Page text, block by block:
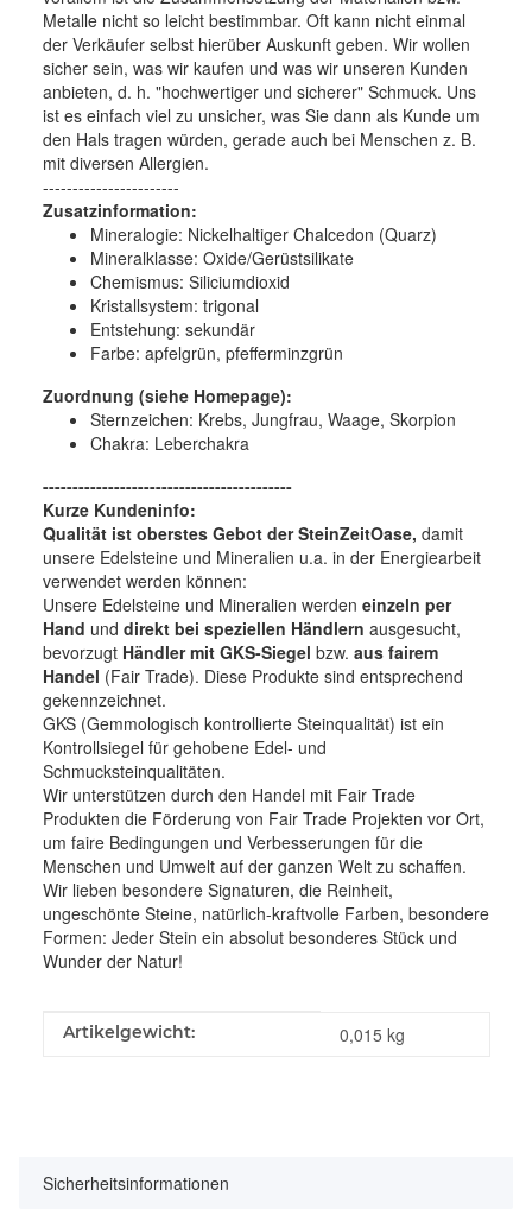
Metalle nicht so leicht bestimmbar. Oft kann nicht einmal
der Verkäufer selbst hierüber Auskunft geben. Wir wollen
sicher sein, was wir kaufen und was wir unseren Kunden
anbieten, d. h. "hochwertiger und sicherer" Schmuck. Uns
ist es einfach viel zu unsicher, was Sie dann als Kunde um
den Hals tragen würden, gerade auch bei Menschen z. B.
mit diversen Allergien.
-----------------------
Zusatzinformation:
Mineralogie: Nickelhaltiger Chalcedon (Quarz)
Mineralklasse: Oxide/Gerüstsilikate
Chemismus: Siliciumdioxid
Kristallsystem: trigonal
Entstehung: sekundär
Farbe: apfelgrün, pfefferminzgrün
Zuordnung (siehe Homepage):
Sternzeichen: Krebs, Jungfrau, Waage, Skorpion
Chakra: Leberchakra
------------------------------------------
Kurze Kundeninfo:
Qualität ist oberstes Gebot der SteinZeitOase, damit
unsere Edelsteine und Mineralien u.a. in der Energiearbeit
verwendet werden können:
Unsere Edelsteine und Mineralien werden einzeln per
Hand und direkt bei speziellen Händlern ausgesucht,
bevorzugt Händler mit GKS-Siegel bzw. aus fairem
Handel (Fair Trade). Diese Produkte sind entsprechend
gekennzeichnet.
GKS (Gemmologisch kontrollierte Steinqualität) ist ein
Kontrollsiegel für gehobene Edel- und
Schmucksteinqualitäten.
Wir unterstützen durch den Handel mit Fair Trade
Produkten die Förderung von Fair Trade Projekten vor Ort,
um faire Bedingungen und Verbesserungen für die
Menschen und Umwelt auf der ganzen Welt zu schaffen.
Wir lieben besondere Signaturen, die Reinheit,
ungeschönte Steine, natürlich-kraftvolle Farben, besondere
Formen: Jeder Stein ein absolut besonderes Stück und
Wunder der Natur!
Produkteigenschaft
Wert
Artikelgewicht: 0,015 kg
Sicherheitsinformationen